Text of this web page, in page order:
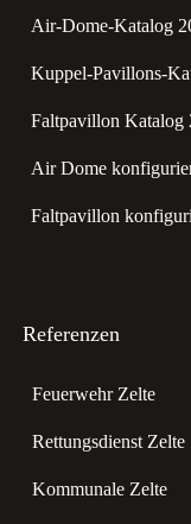
Air-Dome-Katalog
Kuppel-Pavillons-
Faltpavillon Katalog
Air Dome
Faltpavillon
Referenzen
Feuerwehr Zelte
Rettungsdienst Zelte
Kommunale Zelte